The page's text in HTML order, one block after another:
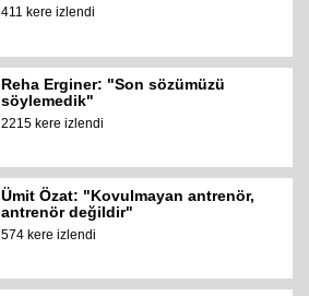
411 kere izlendi
Reha Erginer: "Son sözümüzü
söylemedik"
2215 kere izlendi
Ümit Özat: "Kovulmayan antrenör,
antrenör değildir"
574 kere izlendi